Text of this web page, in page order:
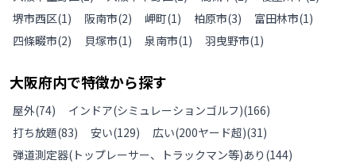
堺市西区(1) 阪南市(2) 岬町(1) 柏原市(3) 富田林市(1)
四條畷市(2) 貝塚市(1) 泉南市(1) 羽曳野市(1)
大阪府内で特徴から探す
屋外(74) インドア(シミュレーションゴルフ)(166)
打ち放題(83) 安い(129) 広い(200ヤード超)(31)
弾道測定器(トップレーサー、トラックマン等)あり (144)